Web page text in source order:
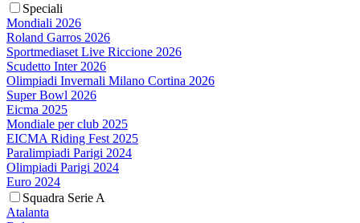
Speciali
Mondiali 2026
Roland Garros 2026
Sportmediaset Live Riccione 2026
Scudetto Inter 2026
Olimpiadi Invernali Milano Cortina 2026
Super Bowl 2026
Eicma 2025
Mondiale per club 2025
EICMA Riding Fest 2025
Paralimpiadi Parigi 2024
Olimpiadi Parigi 2024
Euro 2024
Squadra Serie A
Atalanta